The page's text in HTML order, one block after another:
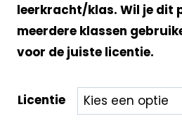
leerkracht/klas. Wil je dit
meerdere klassen
voor de juiste licentie.
Licentie